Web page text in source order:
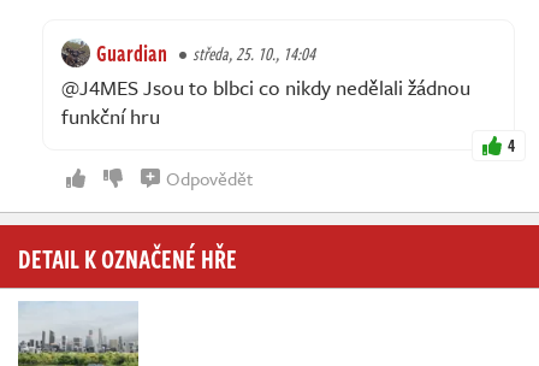
Guardian středa, 25. 10., 14:04
@J4MES Jsou to blbci co nikdy nedělali žádnou
funkční hru
4
Odpovědět
DETAIL K OZNAČENÉ HŘE